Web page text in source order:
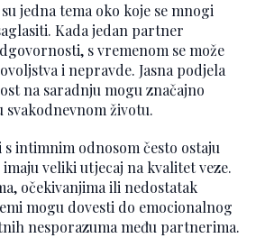
jedna tema oko koje se mnogi
Kada jedan partner
s vremenom se može
i nepravde. Jasna podjela
na saradnju mogu značajno
svakodnevnom životu.
intimnim odnosom često ostaju
veliki utjecaj na kvalitet veze.
očekivanjima ili nedostatak
mogu dovesti do emocionalnog
nesporazuma među partnerima.